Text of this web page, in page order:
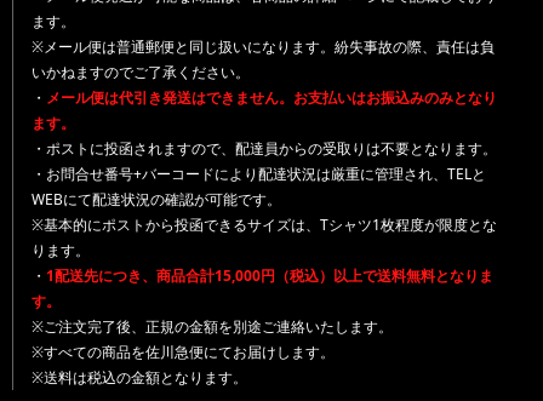
ます。
※メール便は普通郵便と同じ扱いになります。紛失事故の際、責任は負
いかねますのでご了承ください。
・ メール便は代引き発送はできません。お支払いはお振込みのみとなり
ます。
・ポストに投函されますので、配達員からの受取りは不要となります。
・お問合せ番号+バーコードにより配達状況は厳重に管理され、TELと
WEBにて配達状況の確認が可能です。
※基本的にポストから投函できるサイズは、Tシャツ1枚程度が限度とな
ります。
・ 1配送先につき、商品合計15,000円（税込）以上で送料無料となりま
す。
※ご注文完了後、正規の金額を別途ご連絡いたします。
※すべての商品を佐川急便にてお届けします。
※送料は税込の金額となります。